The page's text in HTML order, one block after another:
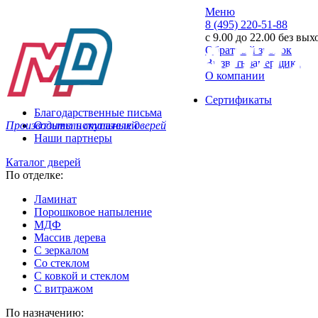
Производитель стальных дверей
Меню
8 (495) 220-51-88
с 9.00 до 22.00 без
Обратный звонок
Вызвать замерщика
О компании
Сертификаты
Благодарственные письма
Отзывы покупателей
Наши партнеры
Каталог дверей
По отделке:
Ламинат
Порошковое напыление
МДФ
Массив дерева
С зеркалом
Со стеклом
С ковкой и стеклом
С витражом
По назначению: